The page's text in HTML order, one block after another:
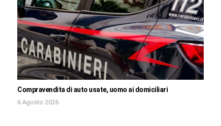
Compravendita di auto usate, uomo ai domiciliari
6 Agosto 2026